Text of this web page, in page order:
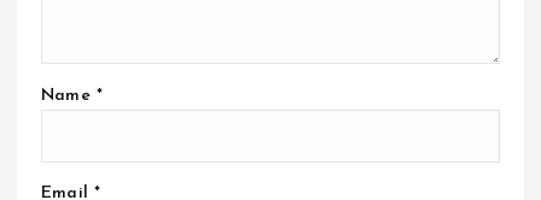
Name *
Email *